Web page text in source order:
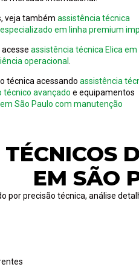
veja tambémassistência técnica
em linha premium
acesseassistência técnica Elica em
operacional
técnica acessandoassistência
técnico avançado e equipamentos
São Paulo com manutenção
EM SÃO
por precisão técnica, análise